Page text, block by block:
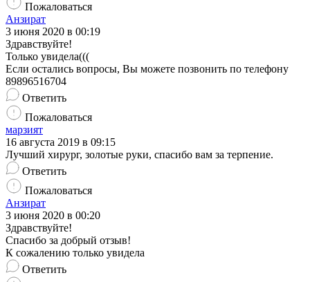
Пожаловаться
Анзират
3 июня 2020 в 00:19
Здравствуйте!
Только увидела(((
Если остались вопросы, Вы можете позвонить по телефону
89896516704
Ответить
Пожаловаться
марзият
16 августа 2019 в 09:15
Лучший хирург, золотые руки, спасибо вам за терпение.
Ответить
Пожаловаться
Анзират
3 июня 2020 в 00:20
Здравствуйте!
Спасибо за добрый отзыв!
К сожалению только увидела
Ответить